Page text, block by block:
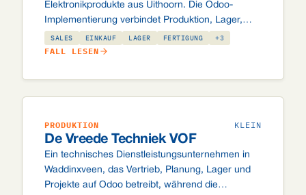
Elektronikprodukte aus Uithoorn. Die Odoo-
Implementierung verbindet Produktion, Lager,
Vertrieb und Buchhaltung in einer Datenbank,
sodass ein Auftrag vom Eingang bis zur
SALES EINKAUF LAGER FERTIGUNG +3
FALL LESEN
PRODUKTION KLEIN
De Vreede Techniek VOF
Ein technisches Dienstleistungsunternehmen in
Waddinxveen, das Vertrieb, Planung, Lager und
Projekte auf Odoo betreibt, während die